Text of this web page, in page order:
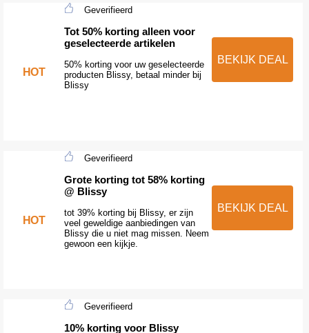
HOT
Geverifieerd
Tot 50% korting alleen voor
geselecteerde artikelen
50% korting voor uw geselecteerde
producten Blissy, betaal minder bij
Blissy
BEKIJK DEAL
HOT
Geverifieerd
Grote korting tot 58% korting
@ Blissy
tot 39% korting bij Blissy, er zijn
veel geweldige aanbiedingen van
Blissy die u niet mag missen. Neem
gewoon een kijkje.
BEKIJK DEAL
Geverifieerd
10% korting voor Blissy